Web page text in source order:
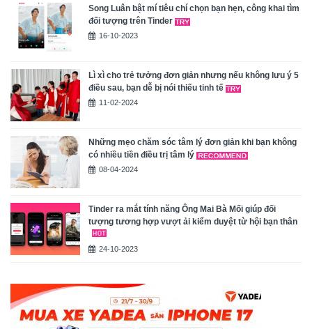
Song Luân bật mí tiêu chí chọn bạn hẹn, công khai tìm
đối tượng trên Tinder
16-10-2023
Lì xì cho trẻ tưởng đơn giản nhưng nếu không lưu ý 5
điều sau, bạn dễ bị nói thiếu tinh tế
11-02-2024
Những mẹo chăm sóc tâm lý đơn giản khi bạn không
có nhiều tiền điều trị tâm lý
08-04-2024
Tinder ra mắt tính năng Ông Mai Bà Mối giúp đối
tượng tương hợp vượt ải kiểm duyệt từ hội bạn thân
24-10-2023